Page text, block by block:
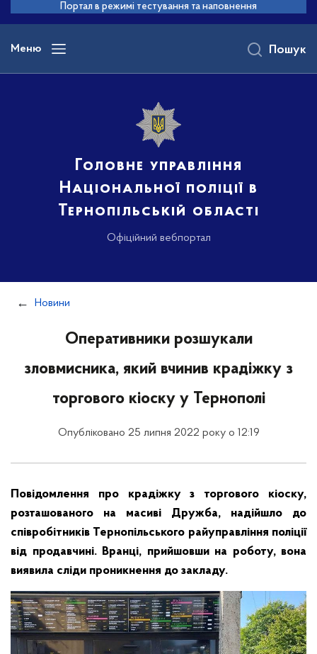
основного
вмісту
Портал в режимі тестування та наповнення
Меню
Головне управління
Національної поліції в
Тернопільській області
Офіційний вебпортал
Пошук
Новини
Оперативники розшукали
зловмисника, який вчинив крадіжку з
торгового кіоску у Тернополі
Опубліковано 25 липня 2022 року о 12:19
Повідомлення про крадіжку з торгового кіоску,
розташованого на масиві Дружба, надійшло до
співробітників Тернопільського райуправління поліції
від продавчині. Вранці, прийшовши на роботу, вона
виявила сліди проникнення до закладу.